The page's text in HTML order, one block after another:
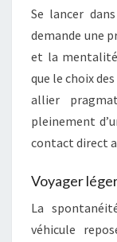
Se lancer
demande une
et la
que le choix
allier
pleinement
contact direct
Voyager
La
véhicule